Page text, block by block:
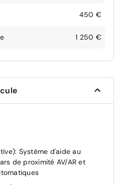
450 €
1 250 €
Système d'aide au
de proximité AV/AR et